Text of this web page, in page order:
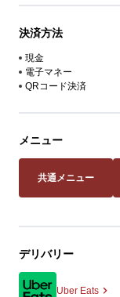
決済方法
現金
電子マネー
QRコード決済
メニュー
共通メニュー
デリバリー
Uber Eats